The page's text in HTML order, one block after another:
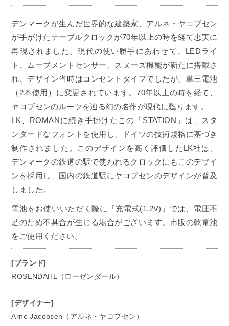
デンマークが生んだ世界的な建築家、アルネ・ヤコブセン
が手がけたテーブルクロックが70年以上の時を経て忠実に
再現されました。現代の使い勝手にあわせて、LEDライ
ト、ムーブメントセンサー、スヌーズ機能が新たに搭載さ
れ、デザイン当時はコンセントタイプでしたが、単三電池
（2本使用）に変更されています。70年以上の時を経て、
ヤコブセンのルーツを辿る幻の名作が現代に甦ります。
LK、ROMANに続き手掛けたこの「STATION」は、スタ
ンダードなフォントを使用し、ドイツの技術規格に基づき
制作されました。このデザインを高く評価したLK社は、
デンマークの鉄道の駅で使われるクロックにもこのデザイ
ンを採用し、国内の鉄道駅にヤコブセンのデザインが普及
しました。
電池をお使いいただく際に「充電式(1.2V)」では、電圧不
足のため不具合が生じる場合がございます。市販の乾電池
をご使用ください。
[ブランド]
ROSENDAHL（ローゼンダール）
[デザイナー]
Arne Jacobsen（アルネ・ヤコブセン）